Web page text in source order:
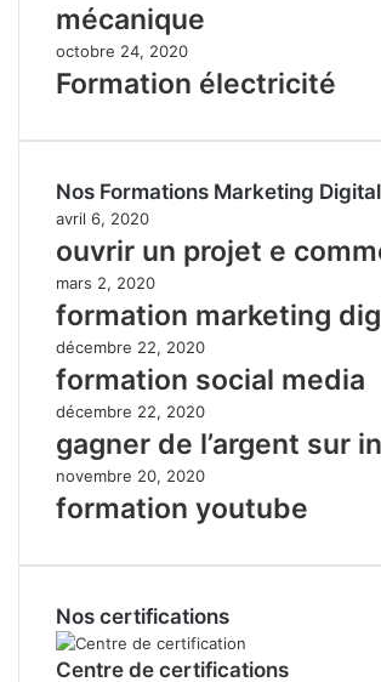
mécanique
octobre 24, 2020
Formation électricité
Nos Formations Marketing Digital
avril 6, 2020
ouvrir un projet e
mars 2, 2020
formation marketing
décembre 22, 2020
formation social media
décembre 22, 2020
gagner de l’argent sur
novembre 20, 2020
formation youtube
Nos certifications
Centre de certifications